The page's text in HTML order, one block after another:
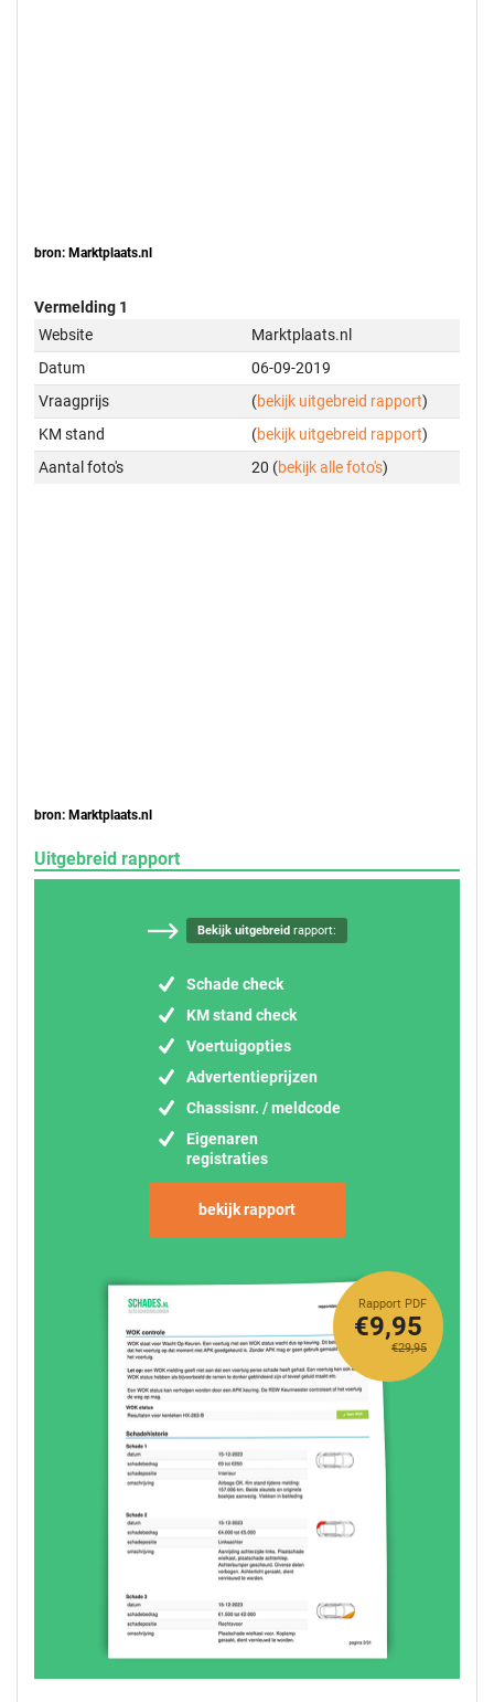
bron: Marktplaats.nl
Vermelding 1
Website
Marktplaats.nl
Datum
06-09-2019
Vraagprijs
(bekijk uitgebreid rapport)
KM stand
(bekijk uitgebreid rapport)
Aantal foto's
20 (bekijk alle foto's)
bron: Marktplaats.nl
Uitgebreid rapport
Bekijk uitgebreidrapport:
Schade check
KM stand check
Voertuigopties
Advertentieprijzen
Chassisnr. / meldcode
Eigenaren
registraties
bekijk rapport
Rapport PDF
€29,95
€9,95